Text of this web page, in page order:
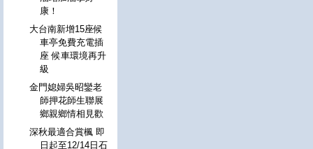
康！
大台南新增15座候
車亭免費充電插
座 候車環境再升
級
金門媳婦吳昭鑾老
師押花師生聯展
鄉親鄉情相見歡
深秋最適合賞楓 即
日起至12/14日石